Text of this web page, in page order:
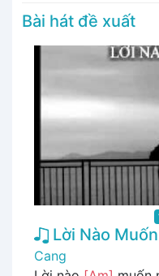
Bài hát đề xuất
Lời Nào
Cang